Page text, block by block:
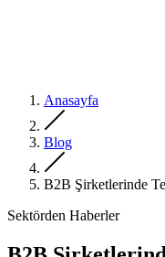
Anasayfa
Blog
B2B Şirketlerinde
Sektörden Haberler